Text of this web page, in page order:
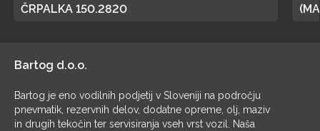
ČRPALKA 150.2820
Bartog d.o.o.
Bartog je eno vodilnih podjetij v Sloveniji na področju
pnevmatik, rezervnih delov, dodatne opreme, olj, maziv
in drugih tekočin ter servisiranja vseh vrst vozil. Naša